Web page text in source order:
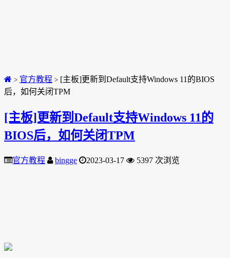
> 官方教程 > [主板]更新到Default支持Windows 11的BIOS
后，如何关闭TPM
[主板]更新到Default支持Windows 11的
BIOS后，如何关闭TPM
官方教程 bingge 2023-03-17 5397 次浏览